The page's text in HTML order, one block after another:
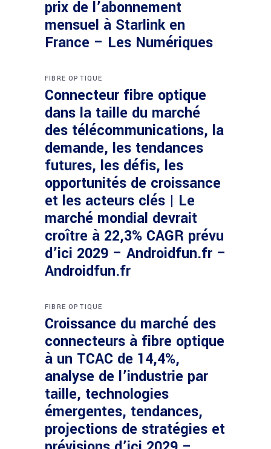
prix de l’abonnement
mensuel à Starlink en
France – Les Numériques
FIBRE OPTIQUE
Connecteur fibre optique
dans la taille du marché
des télécommunications, la
demande, les tendances
futures, les défis, les
opportunités de croissance
et les acteurs clés | Le
marché mondial devrait
croître à 22,3% CAGR prévu
d’ici 2029 – Androidfun.fr –
Androidfun.fr
FIBRE OPTIQUE
Croissance du marché des
connecteurs à fibre optique
à un TCAC de 14,4%,
analyse de l’industrie par
taille, technologies
émergentes, tendances,
projections de stratégies et